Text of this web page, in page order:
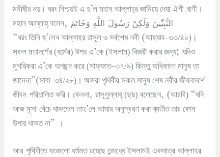
মনীষীর নয় ।বরং নিশ্চয়ই এ হ’ল মহান আল্লাহ্র জানিয়ে দেয়া ঐশী বাণী ।
মহান আল্লাহ্ বলেন, وَلَكِنْ رَسُولَ اللَّهِ وَخَاتَمَ النَّبِيِّينَ
“বরং তিনি হ’লেন আল্লাহর রাসূল ও সর্বশেষ নবী (আহযাব–৩৩/৪০) ।
সকল মতাদর্শের (ধর্মের) উপর এ’কে (ইসলাম) বিজয়ী করার জন্য;যদিও
মুশরিকরা এ’কে অপছন্দ করে (সাফ্ফাত–৩৭/৯) কিন্তু অধিকাংশ মানুষ তা
জানেনা”(সাবা–৩৪/২৮) ।আমরা পৃথিবীর সকল মানুষ শেষ নবীর জীবনাদর্শে
জীবন পরিচালিত করি ।কেননা,রাসূলুল্লাহ্ (ছাঃ) বলেছেন, (আরবি) “যদি
আজ মূসা বেঁচে থাকতেন তাহ’লে আমার অনুস্বরণ করা ব্যতীত তার কোন
উপায় থাকত না” ।
আর পৃথিবীতে যতগুলো ধর্মমত রয়েছে তন্মধ্যে ইসলামই একমাত্র আল্লাহর